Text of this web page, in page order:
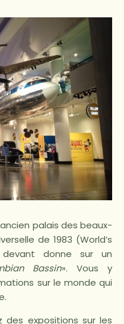
palais des beaux-
de 1983 (World’s
devant donne sur un
Bassin». Vous y
sur le monde qui
des expositions sur les